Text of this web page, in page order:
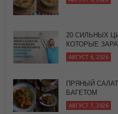
ПРЯНЫЙ
БАГЕТОМ
АВГУСТ 7, 2026
ЙОГА ДЛЯ
АВГУСТ 7, 2026